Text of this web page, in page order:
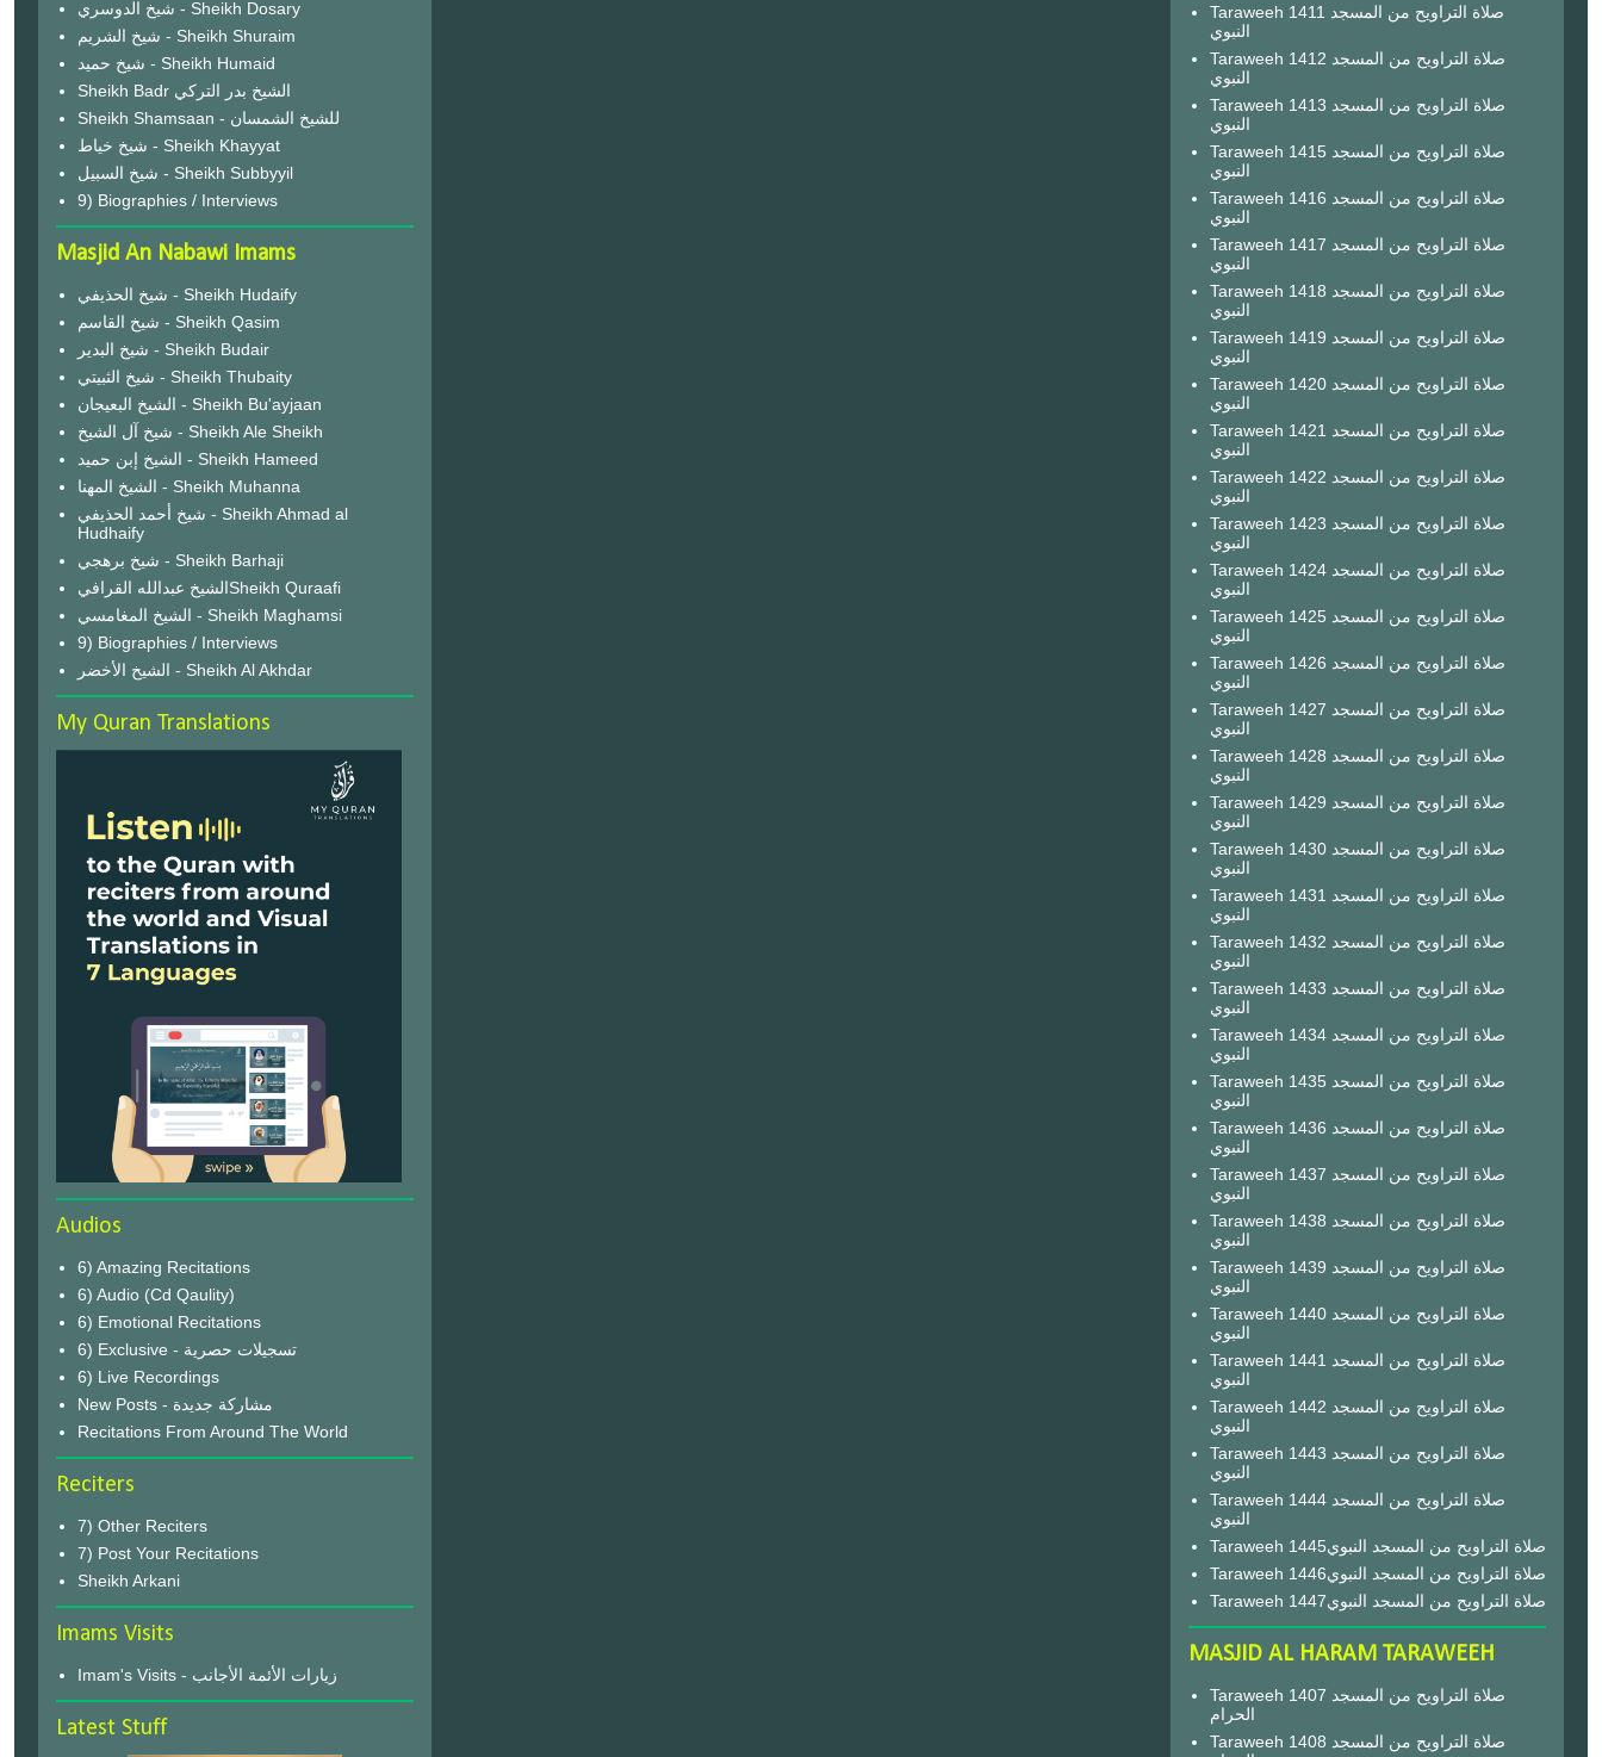
شيخ الدوسري - Sheikh Dosary
شيخ الشريم - Sheikh Shuraim
شيخ حميد - Sheikh Humaid
Sheikh Badr الشيخ بدر التركي
Sheikh Shamsaan - للشيخ الشمسان
شيخ خياط - Sheikh Khayyat
شيخ السبيل - Sheikh Subbyyil
9) Biographies / Interviews
Masjid An Nabawi Imams
شيخ الحذيفي - Sheikh Hudaify
شيخ القاسم - Sheikh Qasim
شيخ البدير - Sheikh Budair
شيخ الثبيتي - Sheikh Thubaity
الشيخ البعيجان - Sheikh Bu'ayjaan
شيخ آل الشيخ - Sheikh Ale Sheikh
الشيخ إبن حميد - Sheikh Hameed
الشيخ المهنا - Sheikh Muhanna
شيخ أحمد الحذيفي - Sheikh Ahmad al
Hudhaify
شيخ برهجي - Sheikh Barhaji
الشيخ عبدالله القرافيSheikh Quraafi
الشيخ المغامسي - Sheikh Maghamsi
9) Biographies / Interviews
الشيخ الأخضر - Sheikh Al Akhdar
My Quran Translations
Audios
6) Amazing Recitations
6) Audio (Cd Qaulity)
6) Emotional Recitations
6) Exclusive - تسجيلات حصرية
6) Live Recordings
New Posts - مشاركة جديدة
Recitations From Around The World
Reciters
7) Other Reciters
7) Post Your Recitations
Sheikh Arkani
Imams Visits
Imam's Visits - زيارات الأئمة الأجانب
Latest Stuff
Taraweeh 1411 صلاة التراويح من المسجد
النبوي
Taraweeh 1412 صلاة التراويح من المسجد
النبوي
Taraweeh 1413 صلاة التراويح من المسجد
النبوي
Taraweeh 1415 صلاة التراويح من المسجد
النبوي
Taraweeh 1416 صلاة التراويح من المسجد
النبوي
Taraweeh 1417 صلاة التراويح من المسجد
النبوي
Taraweeh 1418 صلاة التراويح من المسجد
النبوي
Taraweeh 1419 صلاة التراويح من المسجد
النبوي
Taraweeh 1420 صلاة التراويح من المسجد
النبوي
Taraweeh 1421 صلاة التراويح من المسجد
النبوي
Taraweeh 1422 صلاة التراويح من المسجد
النبوي
Taraweeh 1423 صلاة التراويح من المسجد
النبوي
Taraweeh 1424 صلاة التراويح من المسجد
النبوي
Taraweeh 1425 صلاة التراويح من المسجد
النبوي
Taraweeh 1426 صلاة التراويح من المسجد
النبوي
Taraweeh 1427 صلاة التراويح من المسجد
النبوي
Taraweeh 1428 صلاة التراويح من المسجد
النبوي
Taraweeh 1429 صلاة التراويح من المسجد
النبوي
Taraweeh 1430 صلاة التراويح من المسجد
النبوي
Taraweeh 1431 صلاة التراويح من المسجد
النبوي
Taraweeh 1432 صلاة التراويح من المسجد
النبوي
Taraweeh 1433 صلاة التراويح من المسجد
النبوي
Taraweeh 1434 صلاة التراويح من المسجد
النبوي
Taraweeh 1435 صلاة التراويح من المسجد
النبوي
Taraweeh 1436 صلاة التراويح من المسجد
النبوي
Taraweeh 1437 صلاة التراويح من المسجد
النبوي
Taraweeh 1438 صلاة التراويح من المسجد
النبوي
Taraweeh 1439 صلاة التراويح من المسجد
النبوي
Taraweeh 1440 صلاة التراويح من المسجد
النبوي
Taraweeh 1441 صلاة التراويح من المسجد
النبوي
Taraweeh 1442 صلاة التراويح من المسجد
النبوي
Taraweeh 1443 صلاة التراويح من المسجد
النبوي
Taraweeh 1444 صلاة التراويح من المسجد
النبوي
Taraweeh 1445صلاة التراويح من المسجد النبوي
Taraweeh 1446صلاة التراويح من المسجد النبوي
Taraweeh 1447صلاة التراويح من المسجد النبوي
MASJID AL HARAM TARAWEEH
Taraweeh 1407 صلاة التراويح من المسجد
الحرام
Taraweeh 1408 صلاة التراويح من المسجد